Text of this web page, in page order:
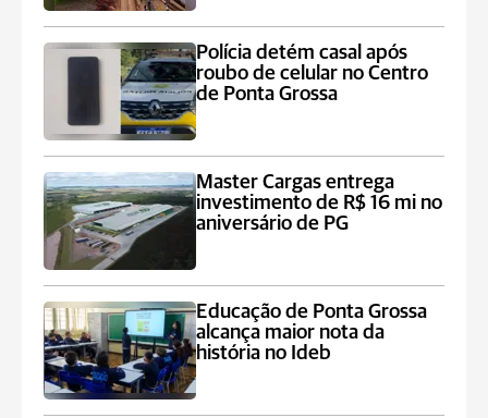
Polícia detém casal após
roubo de celular no Centro
de Ponta Grossa
Master Cargas entrega
investimento de R$ 16 mi no
aniversário de PG
Educação de Ponta Grossa
alcança maior nota da
história no Ideb